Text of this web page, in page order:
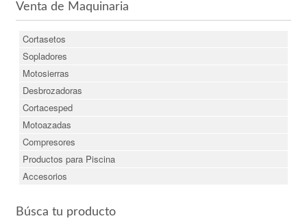
Venta de Maquinaria
Cortasetos
Sopladores
Motosierras
Desbrozadoras
Cortacesped
Motoazadas
Compresores
Productos para Piscina
Accesorios
Búsca tu producto